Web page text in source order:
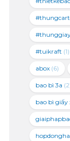
#tuikraft (1)
abox(6)
bao bì 3a
bao bì giấy